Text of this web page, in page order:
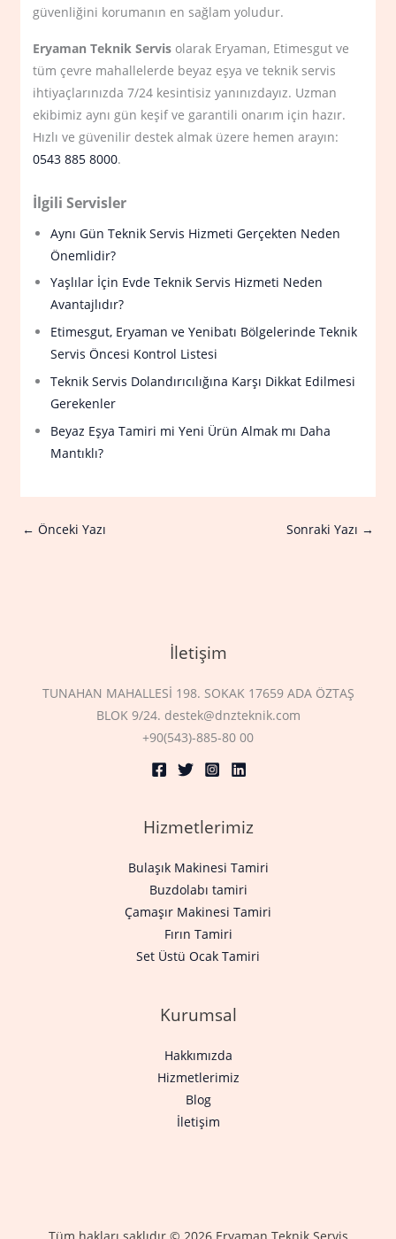
güvenliğini korumanın en sağlam yoludur.
Eryaman Teknik Servis olarak Eryaman, Etimesgut ve
tüm çevre mahallelerde beyaz eşya ve teknik servis
ihtiyaçlarınızda 7/24 kesintisiz yanınızdayız. Uzman
ekibimiz aynı gün keşif ve garantili onarım için hazır.
Hızlı ve güvenilir destek almak üzere hemen arayın:
0543 885 8000.
İlgili Servisler
Aynı Gün Teknik Servis Hizmeti Gerçekten Neden
Önemlidir?
Yaşlılar İçin Evde Teknik Servis Hizmeti Neden
Avantajlıdır?
Etimesgut, Eryaman ve Yenibatı Bölgelerinde Teknik
Servis Öncesi Kontrol Listesi
Teknik Servis Dolandırıcılığına Karşı Dikkat Edilmesi
Gerekenler
Beyaz Eşya Tamiri mi Yeni Ürün Almak mı Daha
Mantıklı?
← Önceki Yazı Sonraki Yazı →
İletişim
TUNAHAN MAHALLESİ 198. SOKAK 17659 ADA ÖZTAŞ
BLOK 9/24. destek@dnzteknik.com
+90(543)-885-80 00
Hizmetlerimiz
Bulaşık Makinesi Tamiri
Buzdolabı tamiri
Çamaşır Makinesi Tamiri
Fırın Tamiri
Set Üstü Ocak Tamiri
Kurumsal
Hakkımızda
Hizmetlerimiz
Blog
İletişim
Tüm hakları saklıdır © 2026 Eryaman Teknik Servis